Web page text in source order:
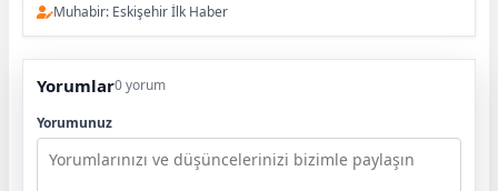
Muhabir: Eskişehir İlk Haber
Yorumlar0 yorum
Yorumunuz